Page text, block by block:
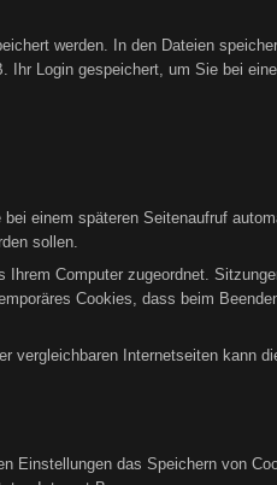
werden. In den Dateien
Login gespeichert, um Sie bei
einem späteren Seitenaufruf
sollen.
Computer zugeordnet.
Cookies, dass beim
vergleichbaren Internetseiten kann
Einstellungen das Speichern von